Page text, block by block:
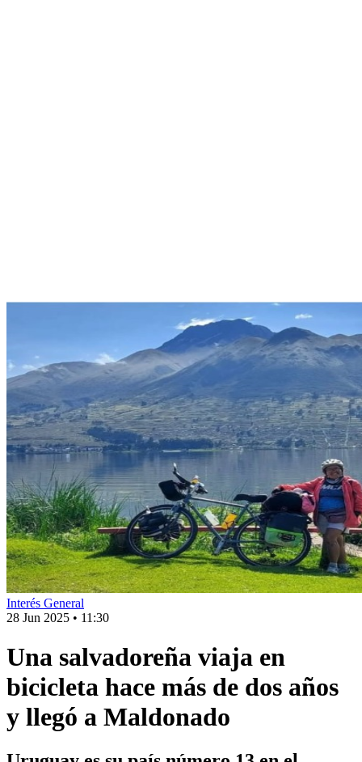
Interés General
28 Jun 2025 • 11:30
Una salvadoreña viaja en
bicicleta hace más de dos años
y llegó a Maldonado